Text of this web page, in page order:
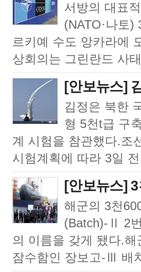
서방의 대표
(NATO·나토
르키예 수도 앙카라에
상회의는 그린란드 사
[안보뉴스]
김정은 북한
형 5천t급 구
계 시험을 참관했다.조
시험계획에 따라 3일
[안보뉴스]
해군의 3천
(Batch)-Ⅱ 2
의 이름을 갖게 됐다.
잠수함인 장보고-Ⅲ 배